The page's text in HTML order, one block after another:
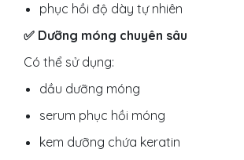
phục hồi độ dày tự nhiên
✅ Dưỡng móng chuyên sâu
Có thể sử dụng:
dầu dưỡng móng
serum phục hồi móng
kem dưỡng chứa keratin